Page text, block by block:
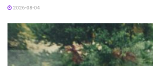
2026-08-04